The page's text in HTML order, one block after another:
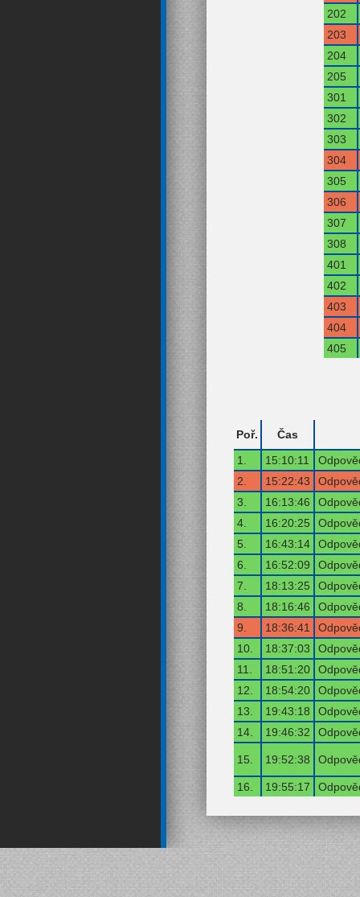
202
203
204
205
301
302
303
304
305
306
307
308
401
402
403
404
405
Poř.
Čas
1.
15:10:11
2.
15:22:43
3.
16:13:46
4.
16:20:25
5.
16:43:14
6.
16:52:09
7.
18:13:25
8.
18:16:46
9.
18:36:41
10.
18:37:03
11.
18:51:20
12.
18:54:20
13.
19:43:18
14.
19:46:32
15. 19:52:38
16. 19:55:17